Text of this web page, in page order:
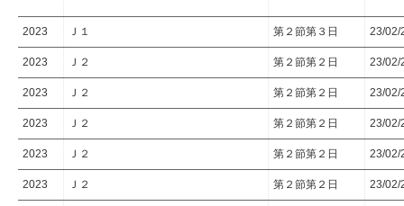
2023 Ｊ１ 第２節第３日 23/02/
2023 Ｊ２ 第２節第２日 23/02/
2023 Ｊ２ 第２節第２日 23/02/
2023 Ｊ２ 第２節第２日 23/02/
2023 Ｊ２ 第２節第２日 23/02/
2023 Ｊ２ 第２節第２日 23/02/